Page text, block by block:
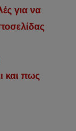
για να
και πως